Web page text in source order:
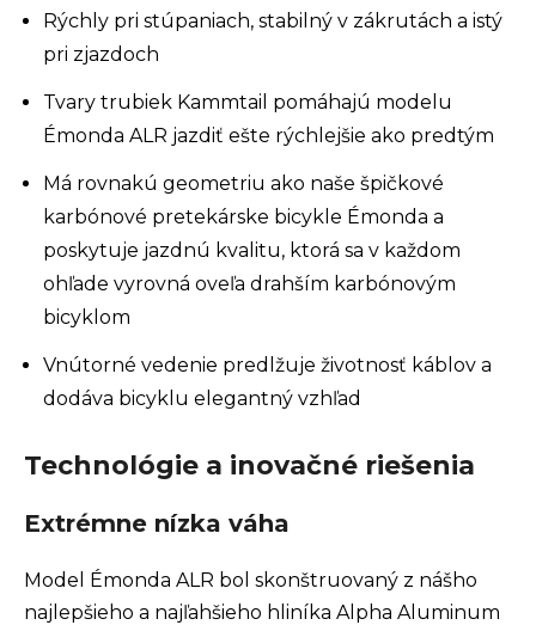
Rýchly pri stúpaniach, stabilný v zákrutách a istý
pri zjazdoch
Tvary trubiek Kammtail pomáhajú modelu
Émonda ALR jazdiť ešte rýchlejšie ako predtým
Má rovnakú geometriu ako naše špičkové
karbónové pretekárske bicykle Émonda a
poskytuje jazdnú kvalitu, ktorá sa v každom
ohľade vyrovná oveľa drahším karbónovým
bicyklom
Vnútorné vedenie predlžuje životnosť káblov a
dodáva bicyklu elegantný vzhľad
Technológie a inovačné riešenia
Extrémne nízka váha
Model Émonda ALR bol skonštruovaný z nášho
najlepšieho a najľahšieho hliníka Alpha Aluminum